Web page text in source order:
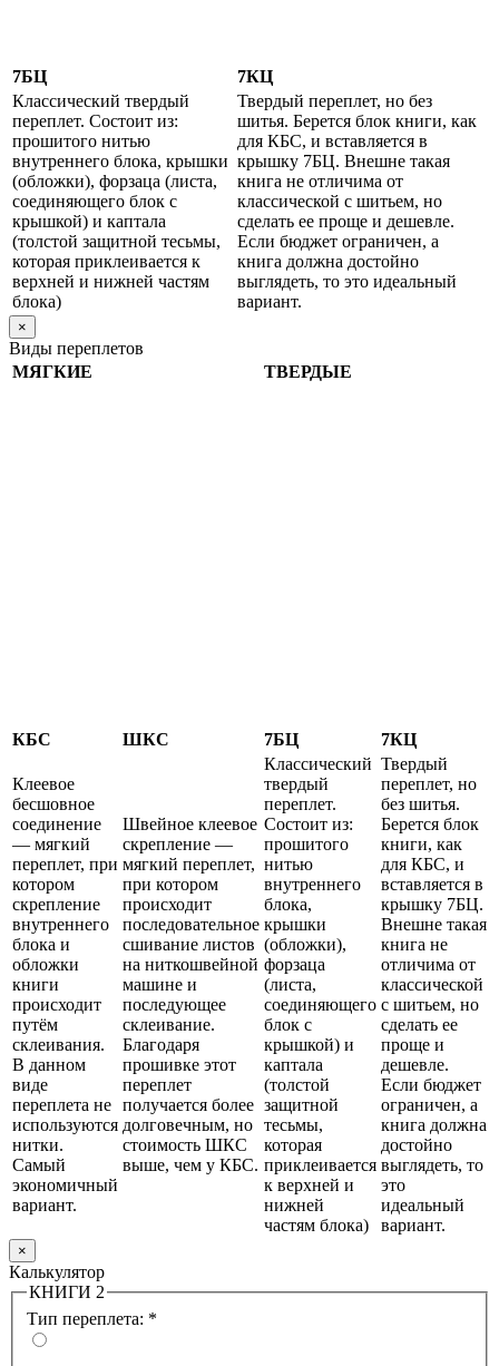
7БЦ
7КЦ
Классический твердый
переплет. Состоит из:
прошитого нитью
внутреннего блока, крышки
(обложки), форзаца (листа,
соединяющего блок с
крышкой) и каптала
(толстой защитной тесьмы,
которая приклеивается к
верхней и нижней частям
блока)
Твердый переплет, но без
шитья. Берется блок книги, как
для КБС, и вставляется в
крышку 7БЦ. Внешне такая
книга не отличима от
классической с шитьем, но
сделать ее проще и дешевле.
Если бюджет ограничен, а
книга должна достойно
выглядеть, то это идеальный
вариант.
×
Виды переплетов
МЯГКИЕ
ТВЕРДЫЕ
КБС ШКС 7БЦ 7КЦ
Клеевое
бесшовное
соединение
— мягкий
переплет, при
котором
скрепление
внутреннего
блока и
обложки
книги
происходит
путём
склеивания.
В данном
виде
переплета не
используются
нитки.
Самый
экономичный
вариант.
Швейное клеевое
скрепление —
мягкий переплет,
при котором
происходит
последовательное
сшивание листов
на ниткошвейной
машине и
последующее
склеивание.
Благодаря
прошивке этот
переплет
получается более
долговечным, но
стоимость ШКС
выше, чем у КБС.
Классический
твердый
переплет.
Состоит из:
прошитого
нитью
внутреннего
блока,
крышки
(обложки),
форзаца
(листа,
соединяющего
блок с
крышкой) и
каптала
(толстой
защитной
тесьмы,
которая
приклеивается
к верхней и
нижней
частям блока)
Твердый
переплет, но
без шитья.
Берется блок
книги, как
для КБС, и
вставляется в
крышку 7БЦ.
Внешне такая
книга не
отличима от
классической
с шитьем, но
сделать ее
проще и
дешевле.
Если бюджет
ограничен, а
книга должна
достойно
выглядеть, то
это
идеальный
вариант.
×
Калькулятор
КНИГИ 2
Тип переплета: *